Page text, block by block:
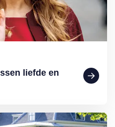
liefde en
Willem-Alexander en Máxima: